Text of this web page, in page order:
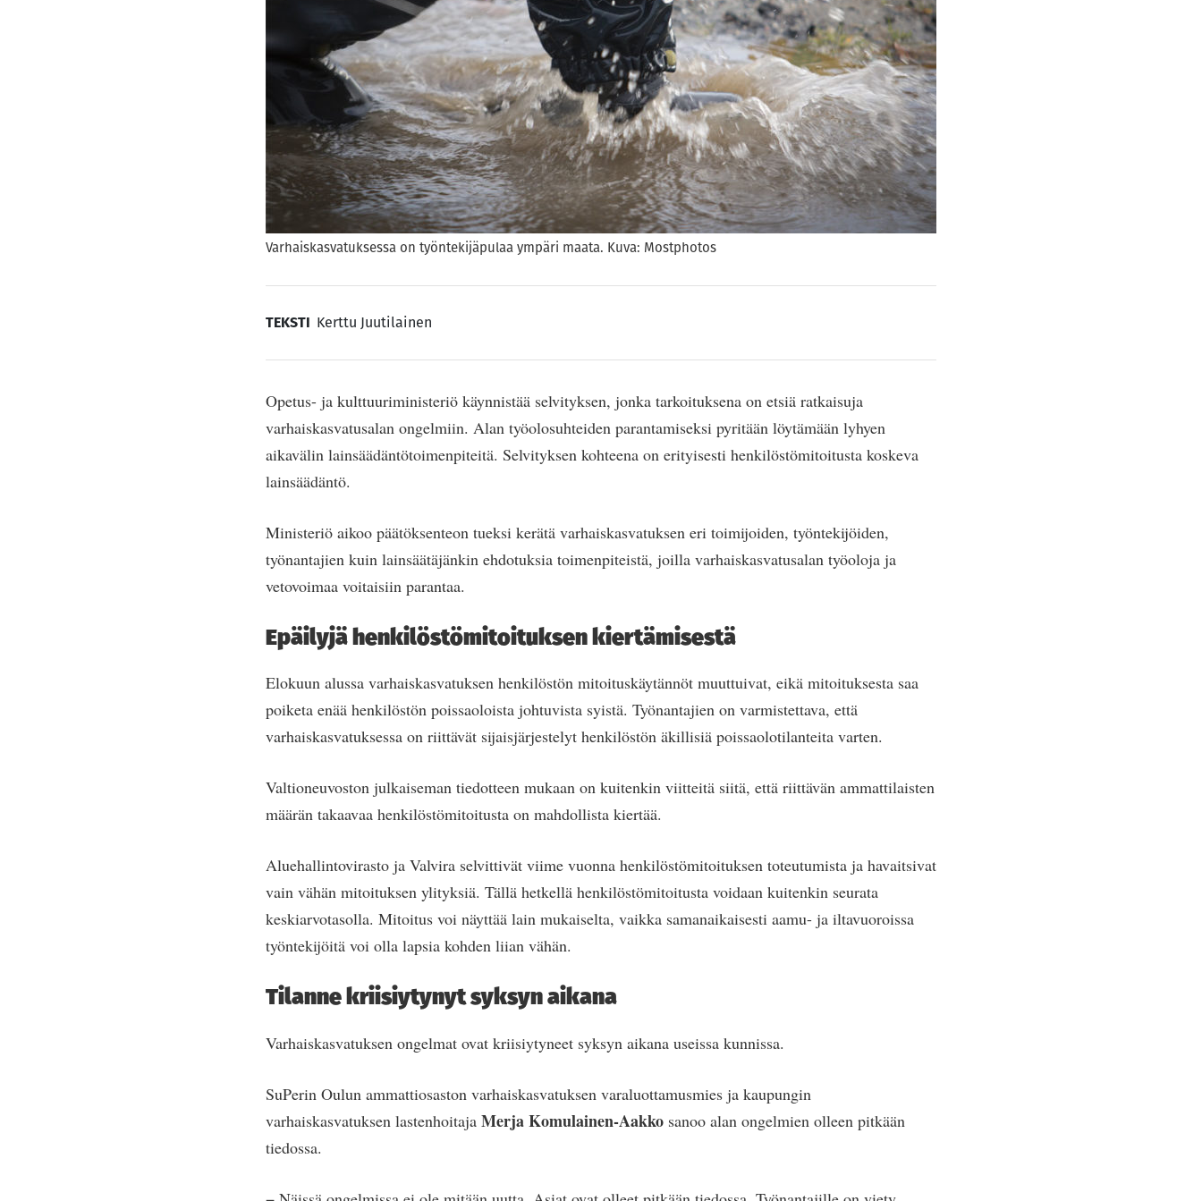
Varhaiskasvatuksessa on työntekijäpulaa ympäri maata. Kuva: Mostphotos
TEKSTI Kerttu Juutilainen
Opetus- ja kulttuuriministeriö käynnistää selvityksen, jonka tarkoituksena on etsiä ratkaisuja
varhaiskasvatusalan ongelmiin. Alan työolosuhteiden parantamiseksi pyritään löytämään lyhyen
aikavälin lainsäädäntötoimenpiteitä. Selvityksen kohteena on erityisesti henkilöstömitoitusta koskeva
lainsäädäntö.
Ministeriö aikoo päätöksenteon tueksi kerätä varhaiskasvatuksen eri toimijoiden, työntekijöiden,
työnantajien kuin lainsäätäjänkin ehdotuksia toimenpiteistä, joilla varhaiskasvatusalan työoloja ja
vetovoimaa voitaisiin parantaa.
Epäilyjä henkilöstömitoituksen kiertämisestä
Elokuun alussa varhaiskasvatuksen henkilöstön mitoituskäytännöt muuttuivat, eikä mitoituksesta saa
poiketa enää henkilöstön poissaoloista johtuvista syistä. Työnantajien on varmistettava, että
varhaiskasvatuksessa on riittävät sijaisjärjestelyt henkilöstön äkillisiä poissaolotilanteita varten.
Valtioneuvoston julkaiseman tiedotteen mukaan on kuitenkin viitteitä siitä, että riittävän ammattilaisten
määrän takaavaa henkilöstömitoitusta on mahdollista kiertää.
Aluehallintovirasto ja Valvira selvittivät viime vuonna henkilöstömitoituksen toteutumista ja havaitsivat
vain vähän mitoituksen ylityksiä. Tällä hetkellä henkilöstömitoitusta voidaan kuitenkin seurata
keskiarvotasolla. Mitoitus voi näyttää lain mukaiselta, vaikka samanaikaisesti aamu- ja iltavuoroissa
työntekijöitä voi olla lapsia kohden liian vähän.
Tilanne kriisiytynyt syksyn aikana
Varhaiskasvatuksen ongelmat ovat kriisiytyneet syksyn aikana useissa kunnissa.
SuPerin Oulun ammattiosaston varhaiskasvatuksen varaluottamusmies ja kaupungin
varhaiskasvatuksen lastenhoitaja MerjaKomulainen-Aakko sanoo alan ongelmien olleen pitkään
tiedossa.